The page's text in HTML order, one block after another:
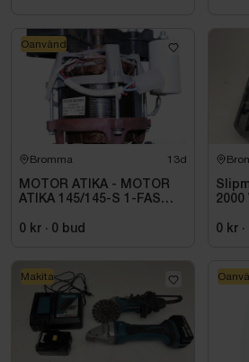
Bromma 13d
MOTOR ATIKA - MOTOR
ATIKA 145/145-S 1-FAS
0 kr · 0 bud
Oanvänd
2000
0 kr ·
Makita